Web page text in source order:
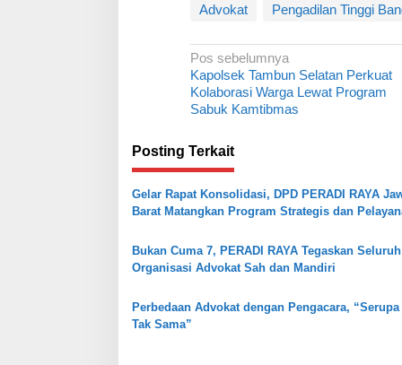
Advokat Pengadilan Tinggi
N
a
v
g
a
s
p
s
Pos sebelumnya
Kapolsek Tambun Selatan Perkuat
Kolaborasi Warga Lewat Program
Sabuk Kamtibmas
Posting Terkait
Gelar Rapat Konsolidasi, DPD PERADI RAYA
Barat Matangkan Program Strategis dan
Bukan Cuma 7, PERADI RAYA Tegaskan Seluruh
Organisasi Advokat Sah dan Mandiri
Perbedaan Advokat dengan Pengacara, “Serupa
Tak Sama”